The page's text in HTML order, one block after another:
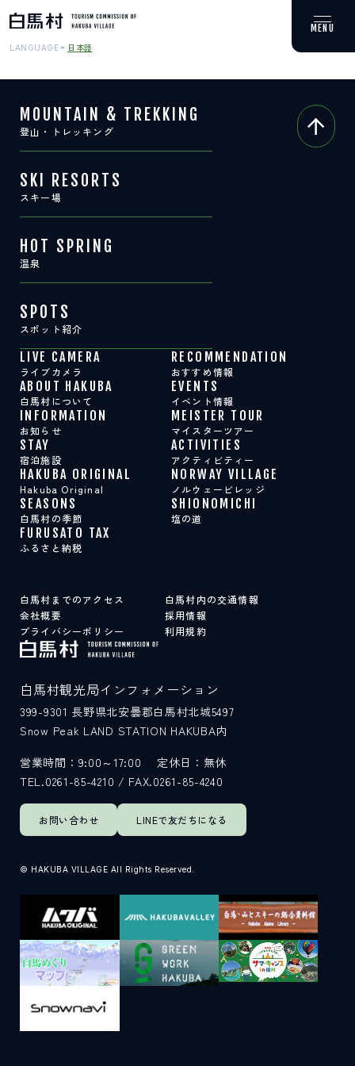
MOUNTAIN & TREKKING
SKI RESORTS
HOT SPRING
SPOTS
スポット紹介
お問い合わせ LINEで 友だちになる
399-9301 長野県北安曇郡白馬村北城5497
Snow Peak LAND STATION HAKUBA内
営業時間：9:00～17:00 定休日：無休
TEL.0261-85-4210 / FAX.0261-85-4240
LIVE CAMERA
ライブカメラ
RECOMMENDATION
おすすめ情報
ABOUT HAKUBA
白馬村について
EVENTS
イベント情報
INFORMATION
お知らせ
MEISTER TOUR
マイスターツアー
STAY
宿泊施設
ACTIVITIES
アクティビティー
HAKUBA ORIGINAL
Hakuba Original
FURUSATO TAX
ふるさと納税
検索する
白馬村までのアクセス
プライバシーポリシー
利用規約
LANGUAGE 日本語
MOUNTAIN & TREKKING
登山・トレッキング
SKI RESORTS
スキー場
HOT SPRING
温泉
SPOTS
スポット紹介
LIVE CAMERA
ライブカメラ
RECOMMENDATION
おすすめ情報
ABOUT HAKUBA
白馬村について
EVENTS
イベント情報
INFORMATION
お知らせ
MEISTER TOUR
マイスターツアー
STAY
宿泊施設
ACTIVITIES
アクティビティー
HAKUBA ORIGINAL
Hakuba Original
NORWAY VILLAGE
ノルウェービレッジ
SEASONS
白馬村の季節
SHIONOMICHI
塩の道
FURUSATO TAX
ふるさと納税
白馬村までのアクセス
白馬村内の交通情報
会社概要
採用情報
プライバシーポリシー
利用規約
お問い合わせ LINEで友だちになる
白馬村観光局インフォメーション
399-9301 長野県北安曇郡白馬村北城5497
Snow Peak LAND STATION HAKUBA内
営業時間：9:00～17:00
定休日：無休
TEL.0261-85-4210 / FAX.0261-85-4240
© HAKUBA VILLAGE All Rights Reserved.